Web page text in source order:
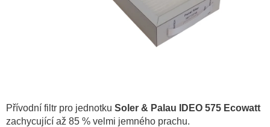
Přívodní filtr pro jednotku Soler & Palau IDEO 575 Ecowatt
zachycující až 85 % velmi jemného prachu.